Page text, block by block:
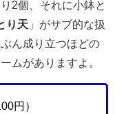
2個、それに小鉢と
り天 」がサブ的な扱
ん成り立つほどの
ムがありますよ。
円）